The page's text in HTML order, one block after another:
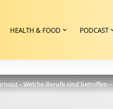
HEALTH & FOOD PODCAST
– Welche Berufe sind betroffen